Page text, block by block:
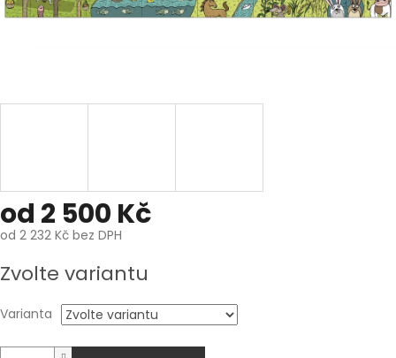
od 2 500 Kč
od 2 232 Kč bez DPH
cena:
Zvolte variantu
Varianta